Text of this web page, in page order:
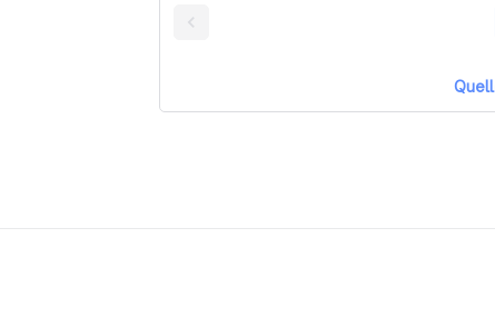
wieder richtig wohnlich wirken. Preis-
Betrieb uneingeschränkt